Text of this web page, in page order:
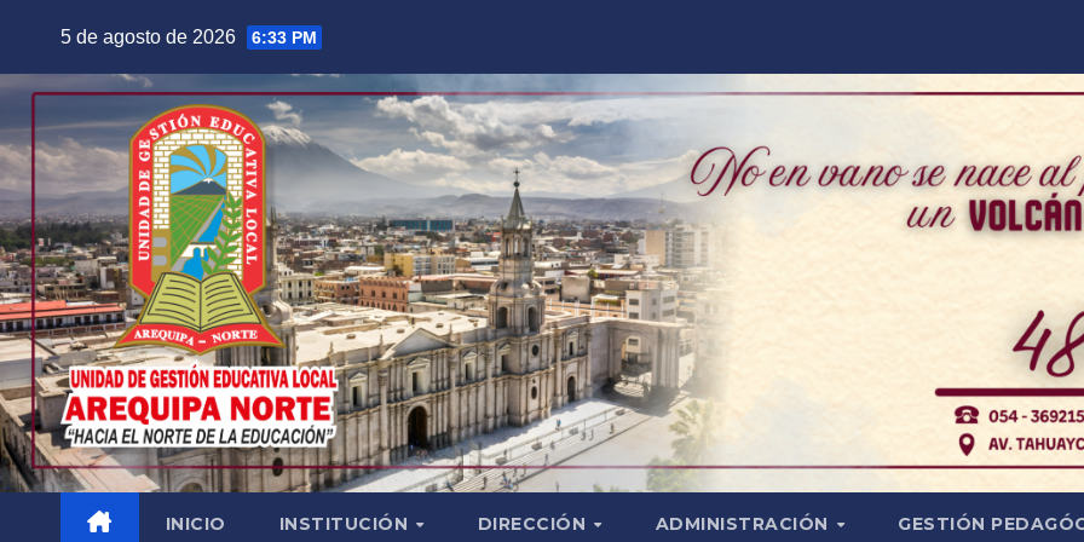
contenido
5 de agosto de 2026 6:33 PM
INICIO INSTITUCIÓN DIRECCIÓN ADMINISTRACIÓN GESTIÓN